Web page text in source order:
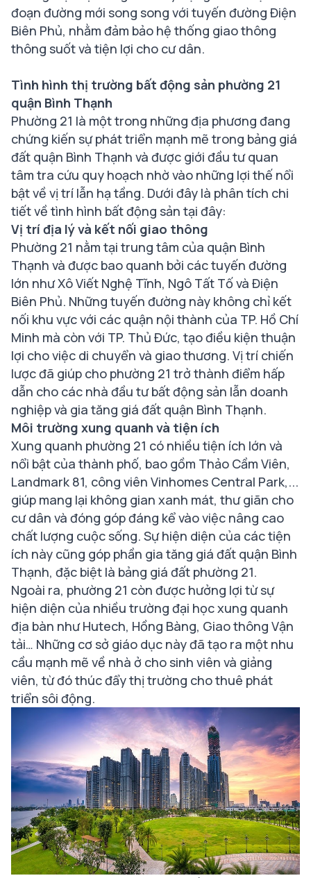
đoạn đường mới song song với tuyến đường Điện
Biên Phủ, nhằm đảm bảo hệ thống giao thông
thông suốt và tiện lợi cho cư dân.
Tình hình thị trường bất động sản phường 21
quận Bình Thạnh
Phường 21 là một trong những địa phương đang
chứng kiến sự phát triển mạnh mẽ trong bảng giá
đất quận Bình Thạnh và được giới đầu tư quan
tâm tra cứu quy hoạch nhờ vào những lợi thế nổi
bật về vị trí lẫn hạ tầng. Dưới đây là phân tích chi
tiết về tình hình bất động sản tại đây:
Vị trí địa lý và kết nối giao thông
Phường 21 nằm tại trung tâm của quận Bình
Thạnh và được bao quanh bởi các tuyến đường
lớn như Xô Viết Nghệ Tĩnh, Ngô Tất Tố và Điện
Biên Phủ. Những tuyến đường này không chỉ kết
nối khu vực với các quận nội thành của TP. Hồ Chí
Minh mà còn với TP. Thủ Đức, tạo điều kiện thuận
lợi cho việc di chuyển và giao thương. Vị trí chiến
lược đã giúp cho phường 21 trở thành điểm hấp
dẫn cho các nhà đầu tư bất động sản lẫn doanh
nghiệp và gia tăng giá đất quận Bình Thạnh.
Môi trường xung quanh và tiện ích
Xung quanh phường 21 có nhiều tiện ích lớn và
nổi bật của thành phố, bao gồm Thảo Cầm Viên,
Landmark 81, công viên Vinhomes Central Park,...
giúp mang lại không gian xanh mát, thư giãn cho
cư dân và đóng góp đáng kể vào việc nâng cao
chất lượng cuộc sống. Sự hiện diện của các tiện
ích này cũng góp phần gia tăng giá đất quận Bình
Thạnh, đặc biệt là bảng giá đất phường 21.
Ngoài ra, phường 21 còn được hưởng lợi từ sự
hiện diện của nhiều trường đại học xung quanh
địa bàn như Hutech, Hồng Bàng, Giao thông Vận
tải… Những cơ sở giáo dục này đã tạo ra một nhu
cầu mạnh mẽ về nhà ở cho sinh viên và giảng
viên, từ đó thúc đẩy thị trường cho thuê phát
triển sôi động.